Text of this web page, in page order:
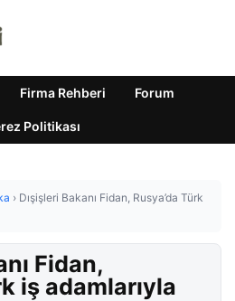
Firma Rehberi Forum
Politikası
› Dışişleri Bakanı Fidan, Rusya’da Türk
Fidan,
iş adamlarıyla